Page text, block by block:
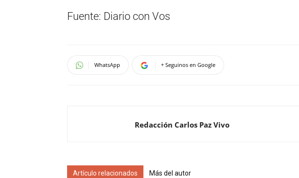
Fuente: Diario con Vos
WhatsApp + Seguinos en Google
Redacción Carlos Paz Vivo
Artículo relacionados Más del autor